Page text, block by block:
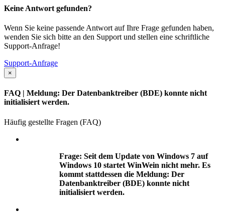
Keine Antwort gefunden?
Wenn Sie keine passende Antwort auf Ihre Frage gefunden haben,
wenden Sie sich bitte an den Support und stellen eine schriftliche
Support-Anfrage!
Support-Anfrage
×
FAQ | Meldung: Der Datenbanktreiber (BDE) konnte nicht
initialisiert werden.
Häufig gestellte Fragen (FAQ)
Frage: Seit dem Update von Windows 7 auf
Windows 10 startet WinWein nicht mehr. Es
kommt stattdessen die Meldung: Der
Datenbanktreiber (BDE) konnte nicht
initialisiert werden.